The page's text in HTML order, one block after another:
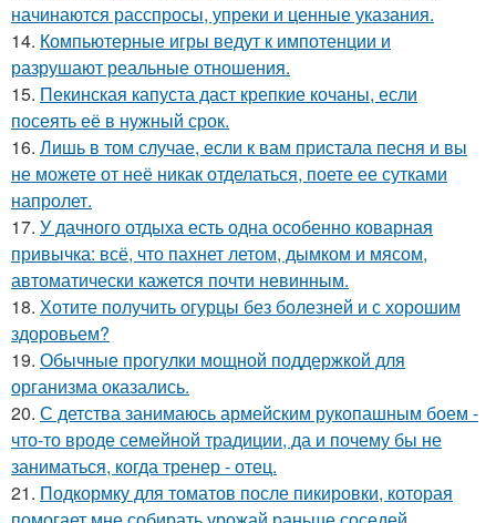
начинаются расспросы, упреки и ценные указания.
14. Компьютерные игры ведут к импотенции и
разрушают реальные отношения.
15. Пекинская капуста даст крепкие кочаны, если
посеять её в нужный срок.
16. Лишь в том случае, если к вам пристала песня и вы
не можете от неё никак отделаться, поете ее сутками
напролет.
17. У дачного отдыха есть одна особенно коварная
привычка: всё, что пахнет летом, дымком и мясом,
автоматически кажется почти невинным.
18. Хотите получить огурцы без болезней и с хорошим
здоровьем?
19. Обычные прогулки мощной поддержкой для
организма оказались.
20. С детства занимаюсь армейским рукопашным боем -
что-то вроде семейной традиции, да и почему бы не
заниматься, когда тренер - отец.
21. Подкормку для томатов после пикировки, которая